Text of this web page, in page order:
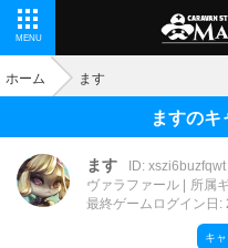
MENU
ホーム ます
ますの
ます
ID: xszi6buzfqwt
ヴァラファール
所属
最終ゲームログイン日:
キ